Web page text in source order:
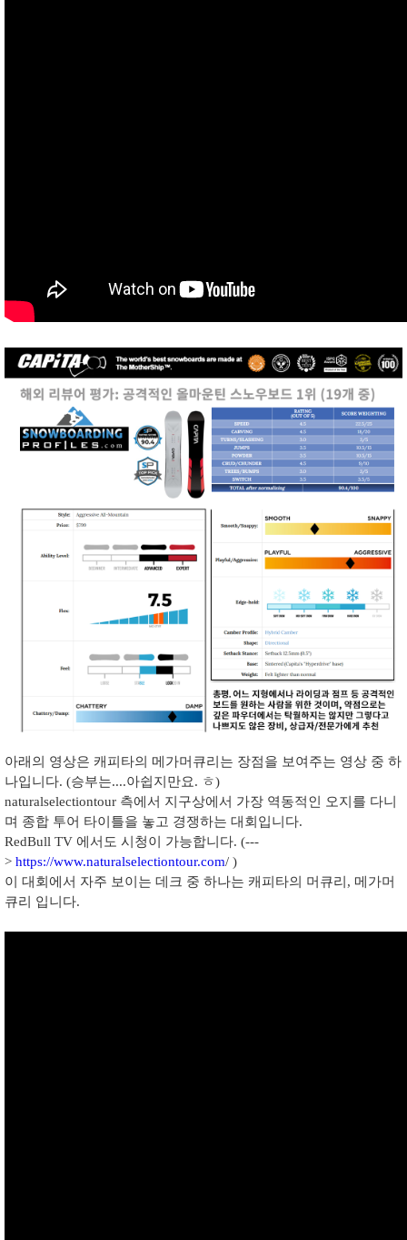
아래의 영상은 캐피타의 메가머큐리는 장점을 보여주는 영상 중 하
나입니다. (승부는....아쉽지만요. ㅎ)
naturalselectiontour 측에서 지구상에서 가장 역동적인 오지를 다니
며 종합 투어 타이틀을 놓고 경쟁하는 대회입니다.
RedBull TV 에서도 시청이 가능합니다. (---
> https://www.naturalselectiontour.com/ )
이 대회에서 자주 보이는 데크 중 하나는 캐피타의 머큐리, 메가머
큐리 입니다.